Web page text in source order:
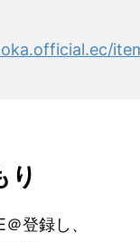
り
登録し、